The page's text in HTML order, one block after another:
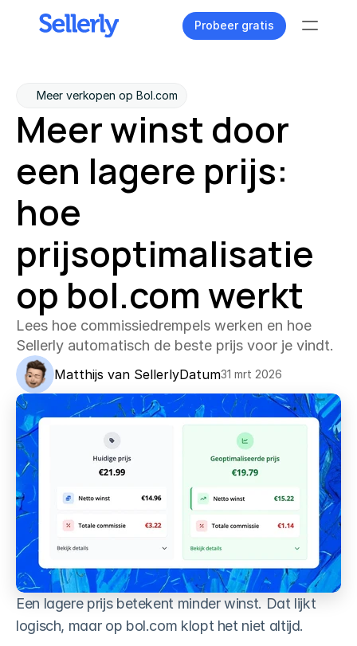
Probeer gratis
Content dashboard
Al je content één oogopslag
Zoekwoorden verkenner
Vind unieke zoektermen
Ranking tracker
Volg je product posities
24/7 op de hoogte
Meer reviews op autopiloot
Review tracker
QR generator
Fysiek reviews verzamelen
Facturen automatiseren
Pro-actief uploaden en meer
Slimme winstcalculator
Vind kansen voor meer winst
Meer verkopen op Bol.com
Meer winst door
een lagere prijs:
hoe
prijsoptimalisatie
op bol.com werkt
Lees hoe commissiedrempels werken en hoe
Sellerly automatisch de beste prijs voor je vindt.
Matthijs van SellerlyDatum31 mrt 2026
Een lagere prijs betekent minder winst. Dat lijkt
logisch, maar op bol.com klopt het niet altijd.